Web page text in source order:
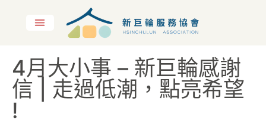
4月大小事 – 新巨輪感謝
信 | 走過低潮，點亮希望
!